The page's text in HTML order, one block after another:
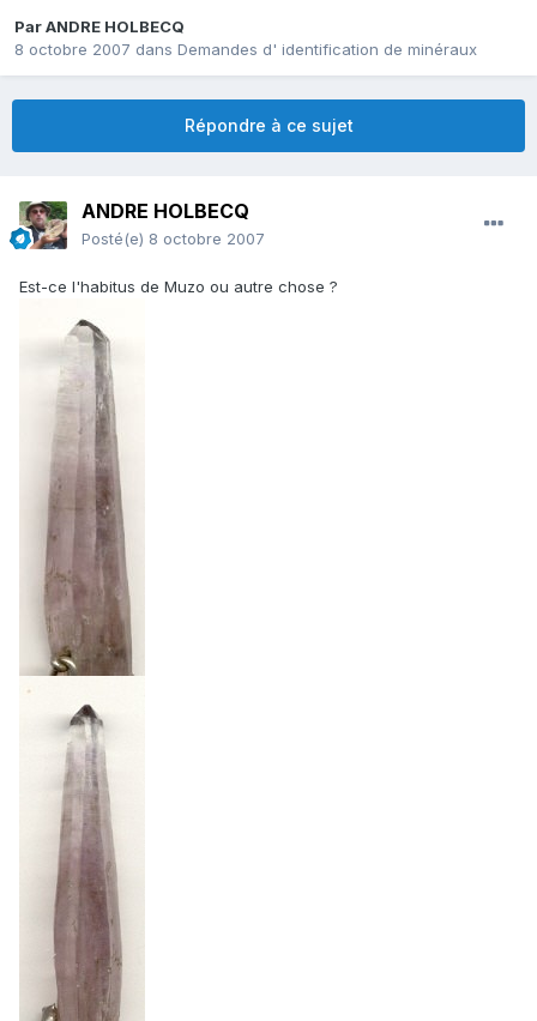
ParANDRE HOLBECQ
8 octobre 2007 dans Demandes d' identification de minéraux
Répondre à ce sujet
ANDRE HOLBECQ
Posté(e) 8 octobre 2007
Est-ce l'habitus de Muzo ou autre chose ?